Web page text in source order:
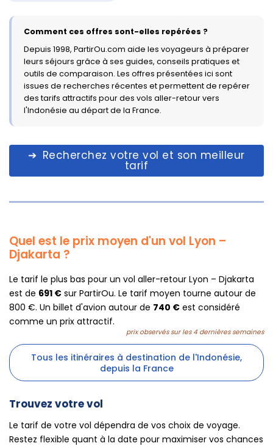
Comment ces offres sont-elles repérées ?
Depuis 1998, PartirOu.com aide les voyageurs à préparer
leurs séjours grâce à ses guides, conseils pratiques et
outils de comparaison. Les offres présentées ici sont
issues de recherches récentes et permettent de repérer
des tarifs attractifs pour des vols aller-retour vers
l'Indonésie au départ de la France.
Recherchez votre vol et son meilleur
tarif
Quel est le prix moyen d'un vol Lyon –
Djakarta ?
Le tarif le plus bas pour un vol aller-retour Lyon – Djakarta
est de 691 € sur PartirOu. Le tarif moyen tourne autour de
800 €. Un billet d'avion autour de 740 € est considéré
comme un prix attractif.
prix observés sur les 4 dernières semaines
Tous les itinéraires à destination de l'Indonésie,
depuis la France
Trouvez votre vol
Le tarif de votre vol dépendra de vos choix de voyage.
Restez flexible quant à la date pour maximiser vos chances